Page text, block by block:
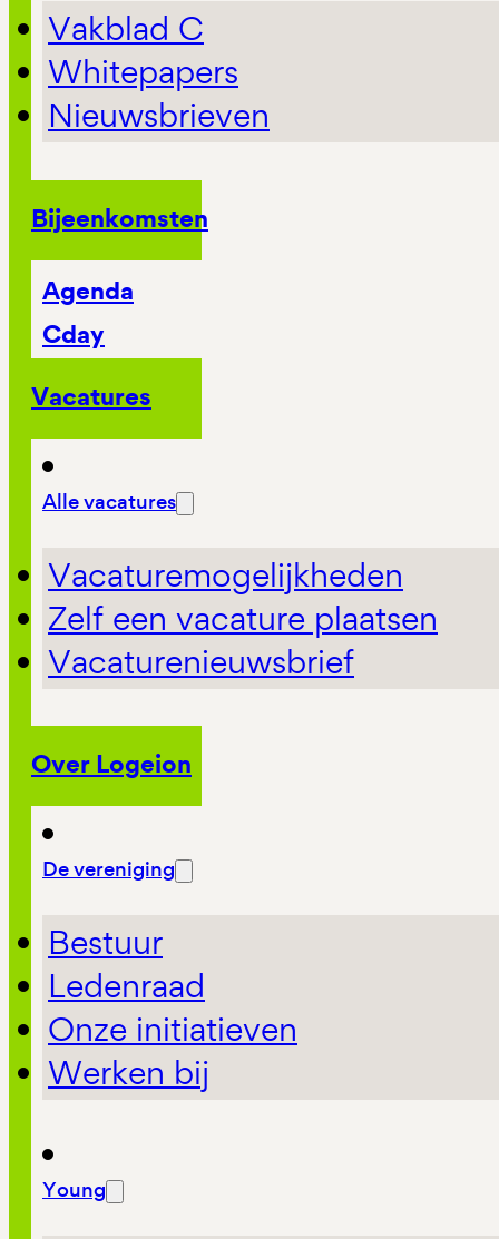
Vakblad C
Whitepapers
Nieuwsbrieven
Bijeenkomsten
Agenda
Cday
Vacatures
Alle vacatures
Vacaturemogelijkheden
Zelf een vacature plaatsen
Vacaturenieuwsbrief
Over Logeion
De vereniging
Bestuur
Ledenraad
Onze initiatieven
Werken bij
Young